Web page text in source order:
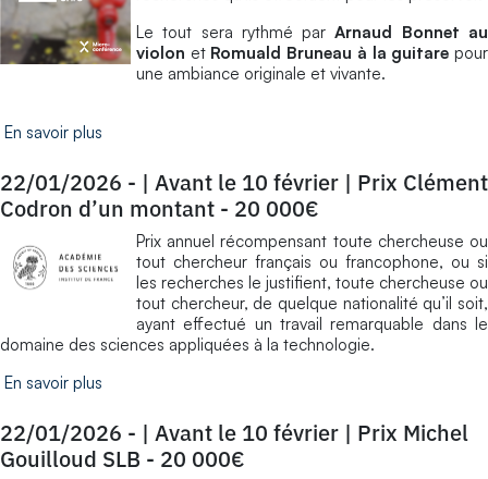
Le tout sera rythmé parArnaud Bonnet au
violon et Romuald Bruneau à la guitare pour
une ambiance originale et vivante.
En savoir plus
22/01/2026 - | Avant le 10 février | Prix Clément
Codron d’un montant - 20 000€
Prix annuel récompensant toute chercheuse ou
tout chercheur français ou francophone, ou si
les recherches le justifient, toute chercheuse ou
tout chercheur, de quelque nationalité qu’il soit,
ayant effectué un travail remarquable dans le
domaine des sciences appliquées à la technologie.
En savoir plus
22/01/2026 - | Avant le 10 février | Prix Michel
Gouilloud SLB - 20 000€